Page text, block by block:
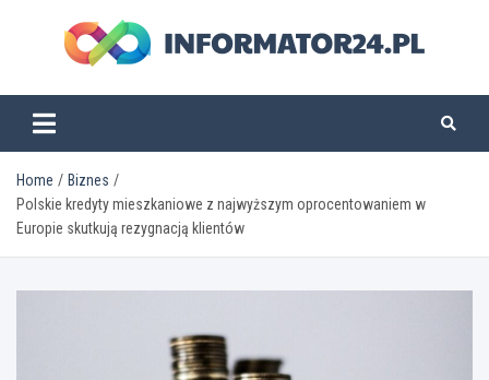
informator24.pl
Home
Biznes
Polskie kredyty mieszkaniowe z najwyższym oprocentowaniem w
Europie skutkują rezygnacją klientów